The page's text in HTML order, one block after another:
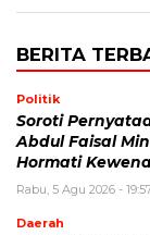
BERITA
Politik
Soroti
Abdul Faisal
Hormati
Rabu, 5 Agu 2026 -
Daerah